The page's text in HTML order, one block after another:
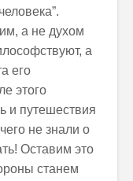
а не духом
а
его
этого
и путешествия
не знали о
Оставим это
станем